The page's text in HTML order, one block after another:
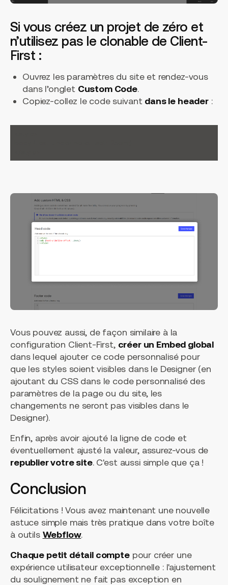
Si vous créez un projet de zéro et
n’utilisez pas le clonable de Client-
First :
Ouvrez les paramètres du site et rendez-vous
dans l’onglet Custom Code.
Copiez-collez le code suivant dans le header:
Vous pouvez aussi, de façon similaire à la
configuration Client-First, créer un Embed global
dans lequel ajouter ce code personnalisé pour
que les styles soient visibles dans le Designer (en
ajoutant du CSS dans le code personnalisé des
paramètres de la page ou du site, les
changements ne seront pas visibles dans le
Designer).
Enfin, après avoir ajouté la ligne de code et
éventuellement ajusté la valeur, assurez-vous de
republier votre site. C'est aussi simple que ça !
Conclusion
Félicitations ! Vous avez maintenant une nouvelle
astuce simple mais très pratique dans votre boîte
à outils Webflow.
Chaque petit détail comptepour créer une
expérience utilisateur exceptionnelle : l'ajustement
du soulignement ne fait pas exception en